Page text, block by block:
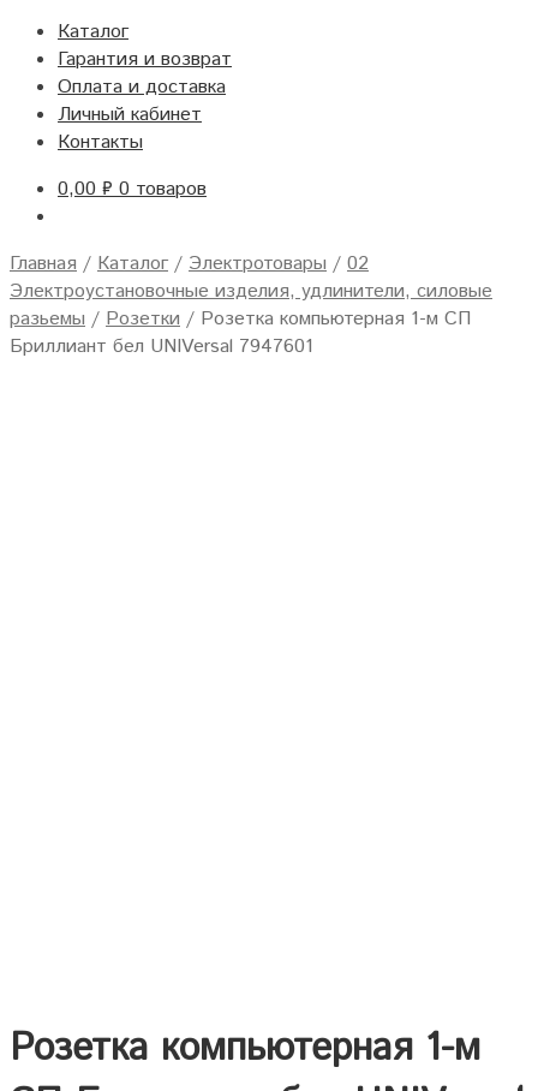
Каталог
Гарантия и возврат
Оплата и доставка
Личный кабинет
Контакты
0,00₽ 0 товаров
Главная / Каталог / Электротовары / 02
Электроустановочные изделия, удлинители, силовые
разьемы / Розетки / Розетка компьютерная 1-м СП
Бриллиант бел UNIVersal 7947601
Розетка компьютерная 1-м